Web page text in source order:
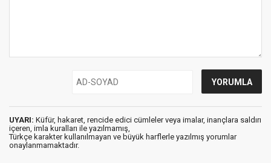
UYARI: Küfür, hakaret, rencide edici cümleler veya imalar, inançlara saldırı
içeren, imla kuralları ile yazılmamış,
Türkçe karakter kullanılmayan ve büyük harflerle yazılmış yorumlar
onaylanmamaktadır.